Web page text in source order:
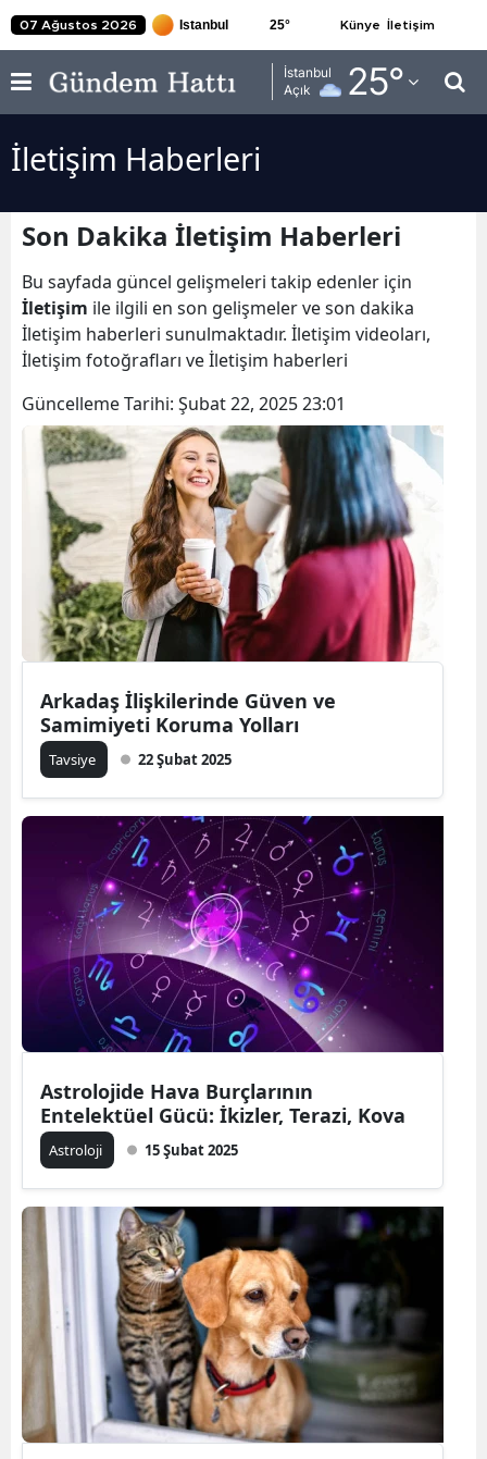
07 Ağustos 2026 25° Künye İletişim
İstanbul
Açık
25°
Adana
Adıyaman
Amasya
Ankara
Antalya
Aydın
Balıkesir
Bilecik
Bingöl
Bolu
Çankırı
Çorum
Denizli
Diyarbakır
Edirne
Elazığ
Erzincan
Gaziantep
Giresun
Gümüşhane
Hakkari
Hatay
Isparta
İletişim Haberleri
Son Dakika İletişim Haberleri
Bu sayfada güncel gelişmeleri takip edenler için
İletişim ile ilgili en son gelişmeler ve son dakika
İletişim haberleri sunulmaktadır. İletişim videoları,
İletişim fotoğrafları ve İletişim haberleri
Güncelleme Tarihi: Şubat 22, 2025 23:01
Arkadaş İlişkilerinde Güven ve
Samimiyeti Koruma Yolları
Tavsiye 22 Şubat 2025
Astrolojide Hava Burçlarının
Entelektüel Gücü: İkizler, Terazi, Kova
Astroloji 15 Şubat 2025